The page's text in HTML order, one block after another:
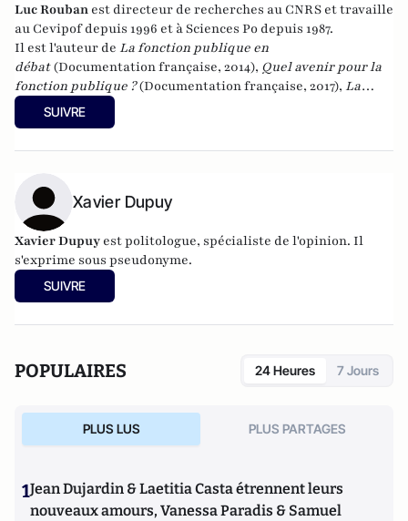
Luc Rouban est directeur de recherches au CNRS et travaille
au Cevipof depuis 1996 et à Sciences Po depuis 1987.
Il est l'auteur de La fonction publique en
débat(Documentation française, 2014), Quel avenir pour la
fonction publique ?(Documentation française, 2017), La
démocratie représentative est-elle en crise ?
(Documentation française, 2018) et
(2020). Il a publié en 2022
Presses de Sciences Po. Il a également publié en 2022
vraie victoire du RNaux Presses de Sciences Po. En 2024, il a
publiéLes racines sociales de la violence politique
éditions de l'Aube.
SUIVRE
Xavier Dupuy
Xavier Dupuy est politologue, spécialiste de l'opinion. Il
s'exprime sous pseudonyme.
SUIVRE
POPULAIRES 24 Heures 7 Jours
PLUS LUS PLUS PARTAGES
1Jean Dujardin & Laetitia Casta étrennent leurs
nouveaux amours, Vanessa Paradis & Samuel